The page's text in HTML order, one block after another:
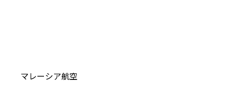
マレーシア航空